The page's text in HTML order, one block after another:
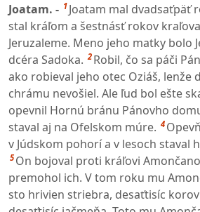
Joatam. - 1 Joatam mal dvadsaťpäť
stal kráľom a šestnásť rokov
Jeruzaleme. Meno jeho matky bolo
dcéra Sadoka. 2 Robil, čo sa páči
ako robieval jeho otec Oziáš, lenže
chrámu nevošiel. Ale ľud bol ešte
opevnil Hornú bránu Pánovho
staval aj na Ofelskom múre. 4
v Júdskom pohorí a v lesoch staval
5 On bojoval proti kráľovi
premohol ich. V tom roku mu
sto hrivien striebra, desaťtisíc